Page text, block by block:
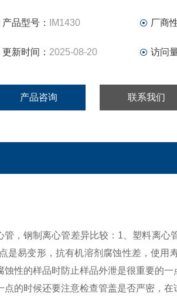
产品型号： IM1430 厂商
更新时间： 2025-08-20 访问
产品咨询 联系我们
，钢制离心管差异比较：1、塑料离心
是易变形，抗有机溶剂腐蚀性差，使用
性的样品时防止样品外泄是很重要的一
的时候还要注意检查管盖是否严密，